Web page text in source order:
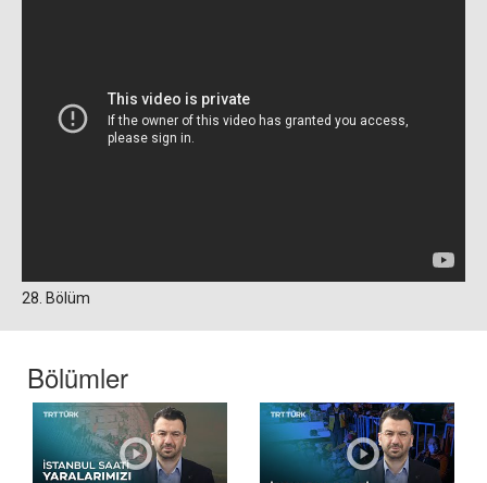
28. Bölüm
Bölümler